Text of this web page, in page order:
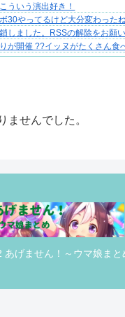
ういう演出好き！
30やってるけど大分変わった
しました。RSSの解除をお願い
が開催 ??イッヌがたくさん食
ませんでした。
げません！～ウマ娘まと